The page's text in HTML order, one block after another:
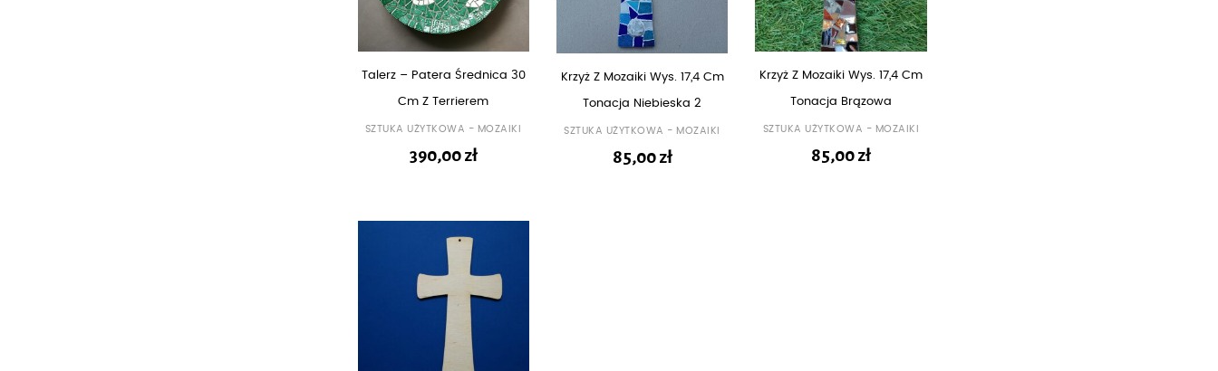
Talerz – Patera Średnica 30
Cm Z Terrierem
SZTUKA UŻYTKOWA - MOZAIKI
390,00zł
Krzyż Z Mozaiki Wys. 17,4 Cm
Tonacja Niebieska 2
SZTUKA UŻYTKOWA - MOZAIKI
85,00zł
Krzyż Z Mozaiki Wys. 17,4 Cm
Tonacja Brązowa
SZTUKA UŻYTKOWA - MOZAIKI
85,00zł